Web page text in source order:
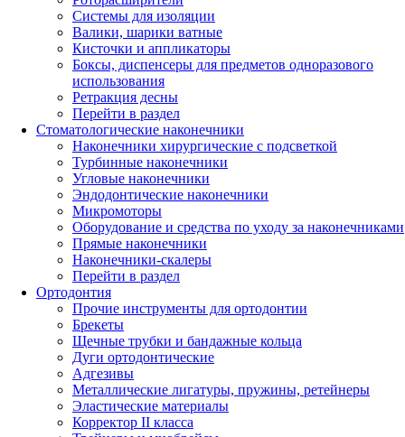
Системы для изоляции
Валики, шарики ватные
Кисточки и аппликаторы
Боксы, диспенсеры для предметов одноразового
использования
Ретракция десны
Перейти в раздел
Стоматологические наконечники
Наконечники хирургические с подсветкой
Турбинные наконечники
Угловые наконечники
Эндодонтические наконечники
Микромоторы
Оборудование и средства по уходу за наконечниками
Прямые наконечники
Наконечники-скалеры
Перейти в раздел
Ортодонтия
Прочие инструменты для ортодонтии
Брекеты
Щечные трубки и бандажные кольца
Дуги ортодонтические
Адгезивы
Металлические лигатуры, пружины, ретейнеры
Эластические материалы
Корректор II класса